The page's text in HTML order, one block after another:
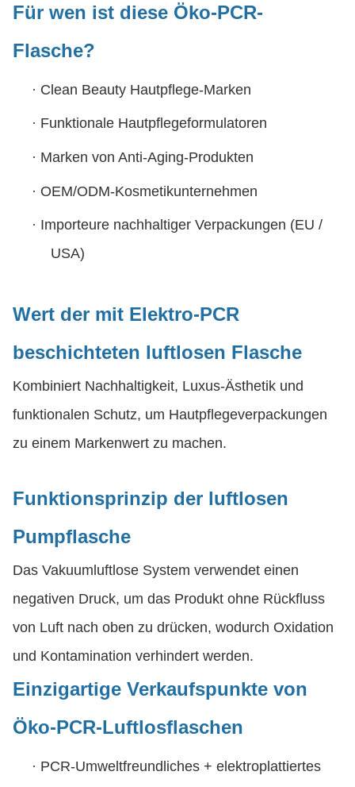
Für wen ist diese Öko-PCR-
Flasche?
· Clean Beauty Hautpflege-Marken
· Funktionale Hautpflegeformulatoren
· Marken von Anti-Aging-Produkten
· OEM/ODM-Kosmetikunternehmen
· Importeure nachhaltiger Verpackungen (EU /
USA)
Wert der mit Elektro-PCR
beschichteten luftlosen Flasche
Kombiniert Nachhaltigkeit, Luxus-Ästhetik und
funktionalen Schutz, um Hautpflegeverpackungen
zu einem Markenwert zu machen.
Funktionsprinzip der luftlosen
Pumpflasche
Das Vakuumluftlose System verwendet einen
negativen Druck, um das Produkt ohne Rückfluss
von Luft nach oben zu drücken, wodurch Oxidation
und Kontamination verhindert werden.
Einzigartige Verkaufspunkte von
Öko-PCR-Luftlosflaschen
· PCR-Umweltfreundliches + elektroplattiertes